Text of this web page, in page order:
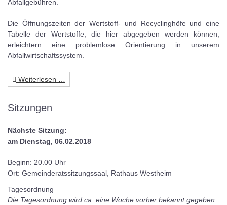
Abfallgebühren.
Die Öffnungszeiten der Wertstoff- und Recyclinghöfe und eine
Tabelle der Wertstoffe, die hier abgegeben werden können,
erleichtern eine problemlose Orientierung in unserem
Abfallwirtschaftssystem.
Weiterlesen …
Sitzungen
Nächste Sitzung:
am Dienstag, 06.02.2018
Beginn: 20.00 Uhr
Ort: Gemeinderatssitzungssaal, Rathaus Westheim
Tagesordnung
Die Tagesordnung wird ca. eine Woche vorher bekannt gegeben.